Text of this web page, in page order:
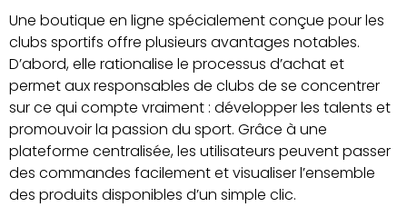
Une boutique en ligne spécialement conçue pour les
clubs sportifs offre plusieurs avantages notables.
D’abord, elle rationalise le processus d’achat et
permet aux responsables de clubs de se concentrer
sur ce qui compte vraiment : développer les talents et
promouvoir la passion du sport. Grâce à une
plateforme centralisée, les utilisateurs peuvent passer
des commandes facilement et visualiser l’ensemble
des produits disponibles d’un simple clic.